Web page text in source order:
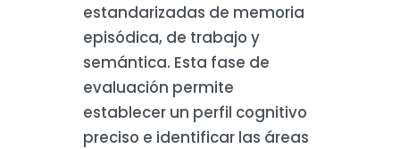
estandarizadas de memoria
episódica, de trabajo y
semántica. Esta fase de
evaluación permite
establecer un perfil cognitivo
preciso e identificar las áreas